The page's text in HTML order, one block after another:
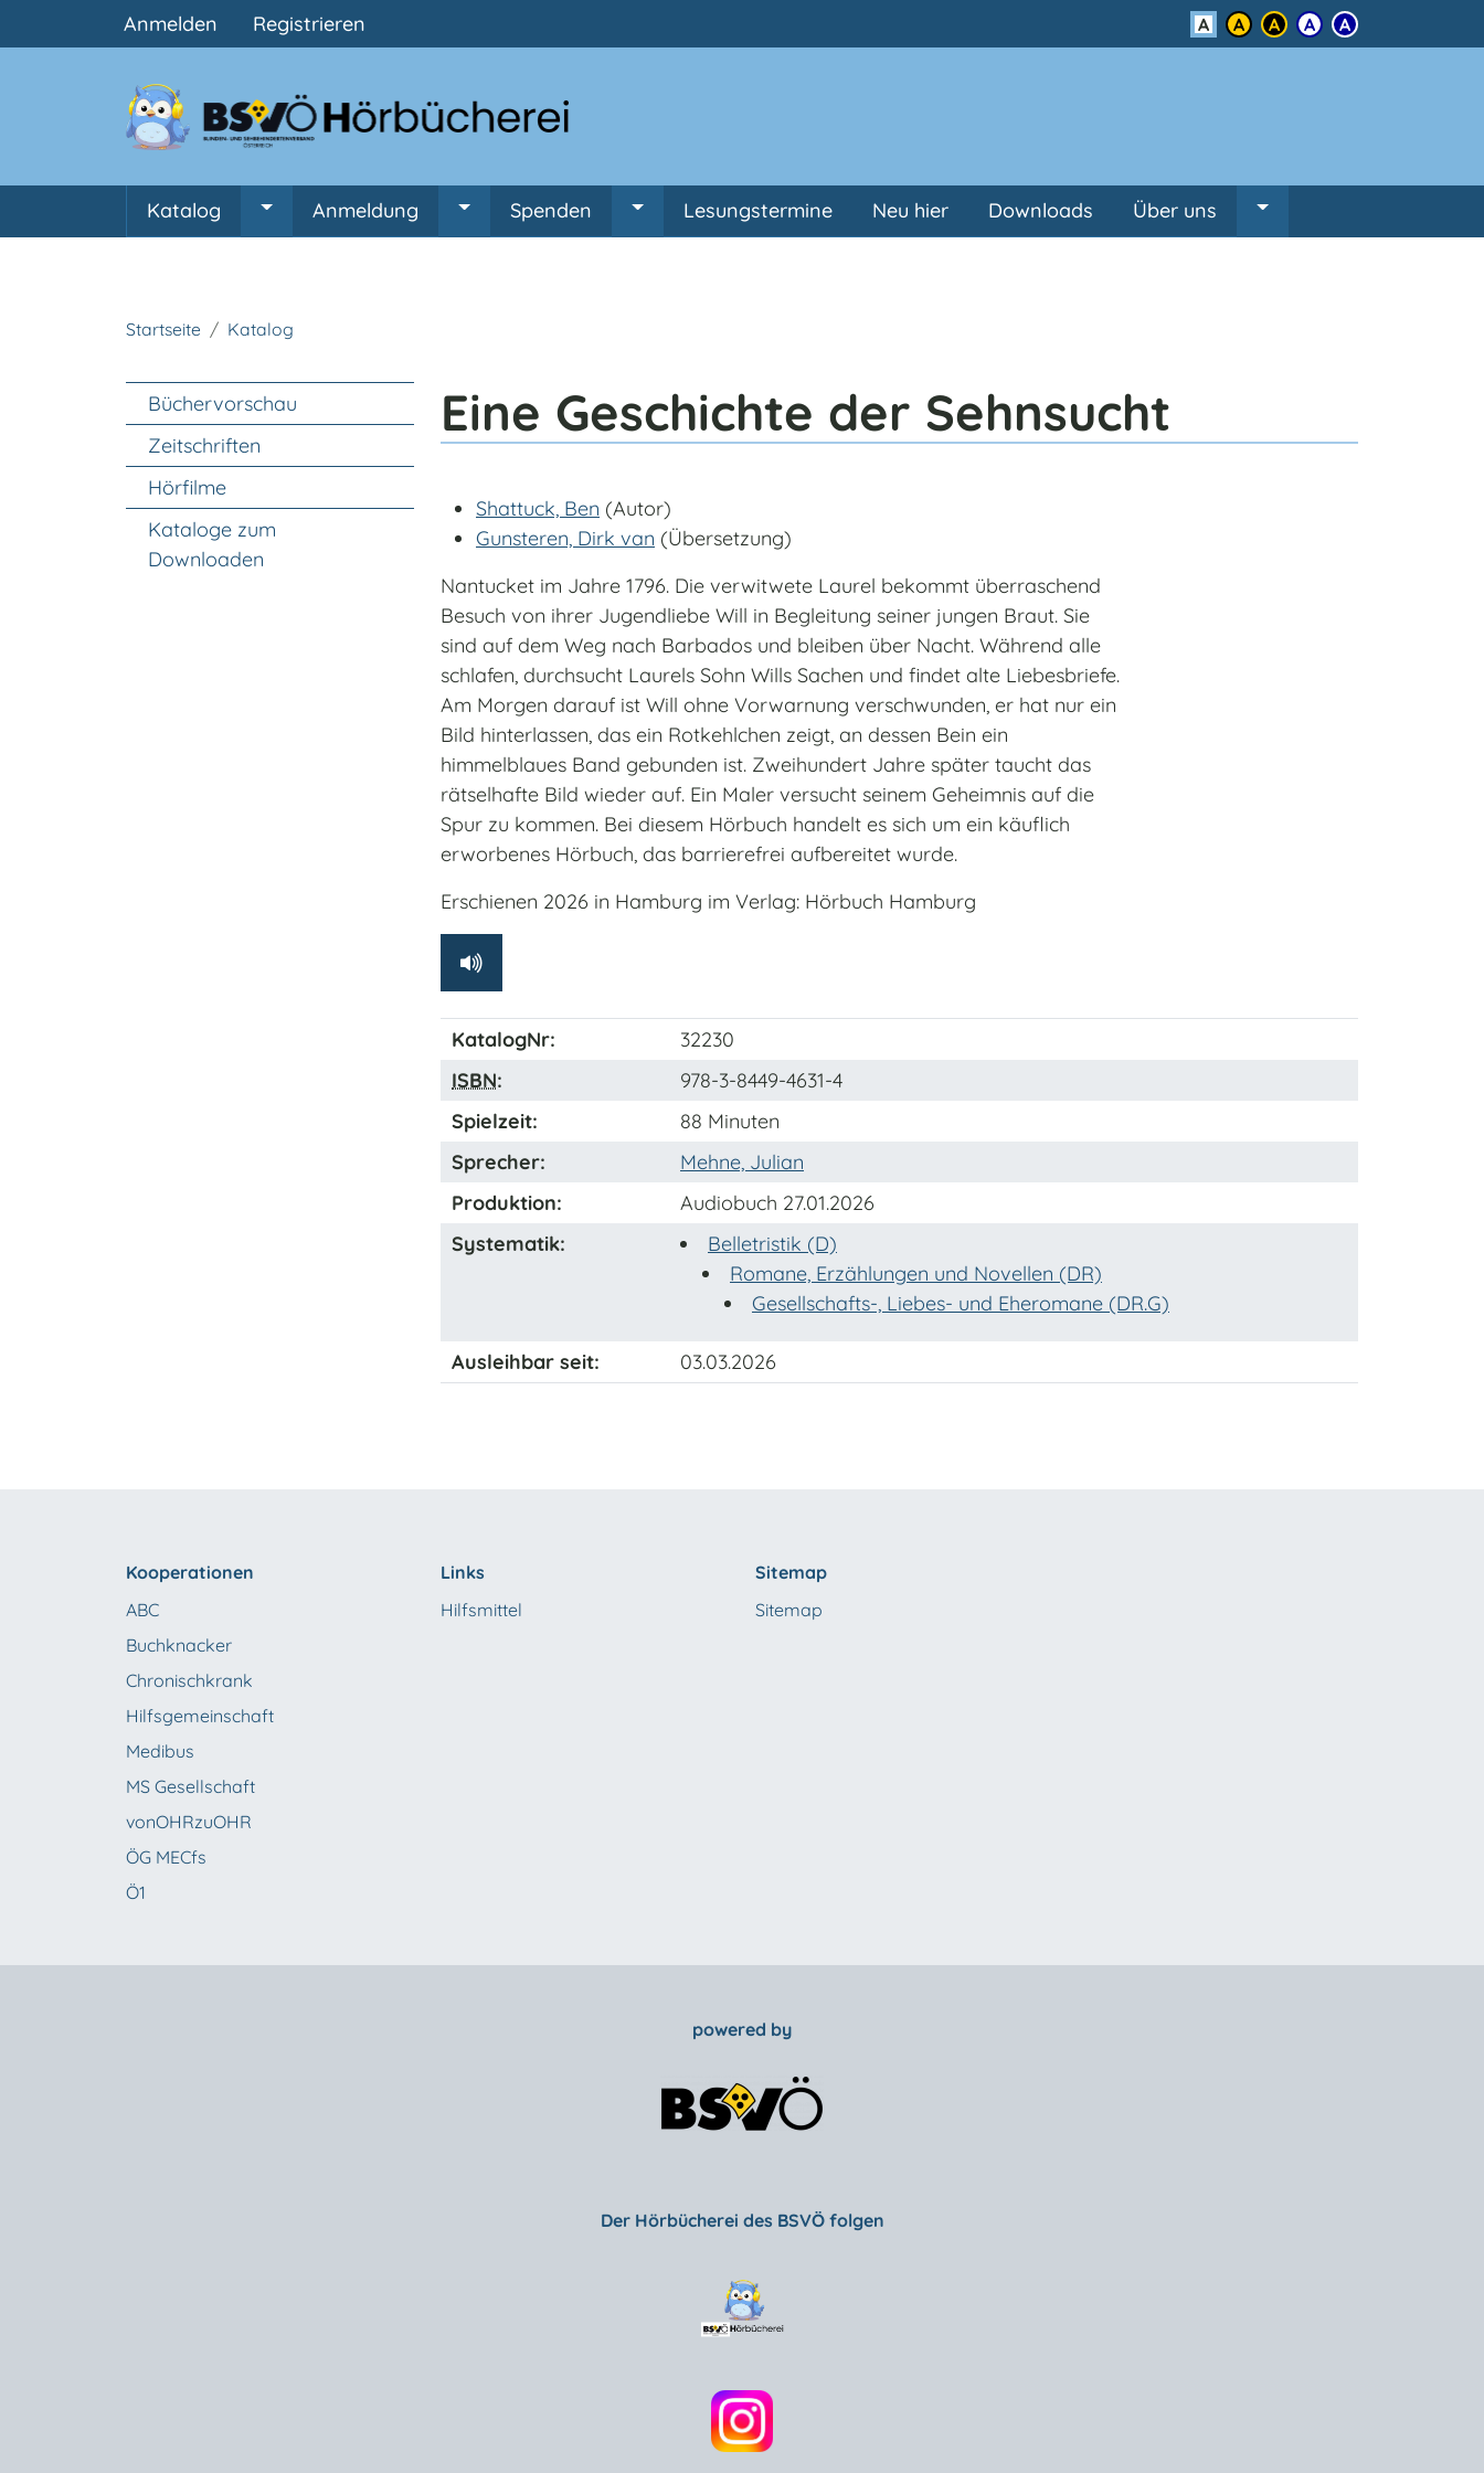
Benutzermenü
Anmelden Registrieren Kontrast
Hauptnavigation
Katalog Untermenü von Katalog
Anmeldung Untermenü von Anmeldung
Spenden Untermenü von Spenden
Lesungstermine Neu hier Downloads Über uns
Startseite Katalog
Eine Geschichte der Sehnsucht
Shattuck, Ben (Autor)
Gunsteren, Dirk van (Übersetzung)
Nantucket im Jahre 1796. Die verwitwete Laurel bekommt überraschend
Besuch von ihrer Jugendliebe Will in Begleitung seiner jungen Braut. Sie
sind auf dem Weg nach Barbados und bleiben über Nacht. Während alle
schlafen, durchsucht Laurels Sohn Wills Sachen und findet alte Liebesbriefe.
Am Morgen darauf ist Will ohne Vorwarnung verschwunden, er hat nur ein
Bild hinterlassen, das ein Rotkehlchen zeigt, an dessen Bein ein
himmelblaues Band gebunden ist. Zweihundert Jahre später taucht das
rätselhafte Bild wieder auf. Ein Maler versucht seinem Geheimnis auf die
Spur zu kommen. Bei diesem Hörbuch handelt es sich um ein käuflich
erworbenes Hörbuch, das barrierefrei aufbereitet wurde.
Erschienen 2026 in Hamburg im Verlag: Hörbuch Hamburg
KatalogNr:
32230
ISBN:
978-3-8449-4631-4
Spielzeit:
88 Minuten
Sprecher:
Mehne, Julian
Produktion:
Audiobuch 27.01.2026
Systematik:
Belletristik (D)
Romane, Erzählungen und Novellen (DR)
Gesellschafts-, Liebes- und Eheromane (DR.G)
Ausleihbar seit: 03.03.2026
Unter Navigation
Büchervorschau
Zeitschriften
Hörfilme
Kataloge zum
Downloaden
Kooperationen
ABC
Buchknacker
Chronischkrank
Hilfsgemeinschaft
Medibus
MS Gesellschaft
vonOHRzuOHR
ÖG MECfs
Ö1
Links
Hilfsmittel
Sitemap
Sitemap
powered by
Der Hörbücherei des BSVÖ folgen